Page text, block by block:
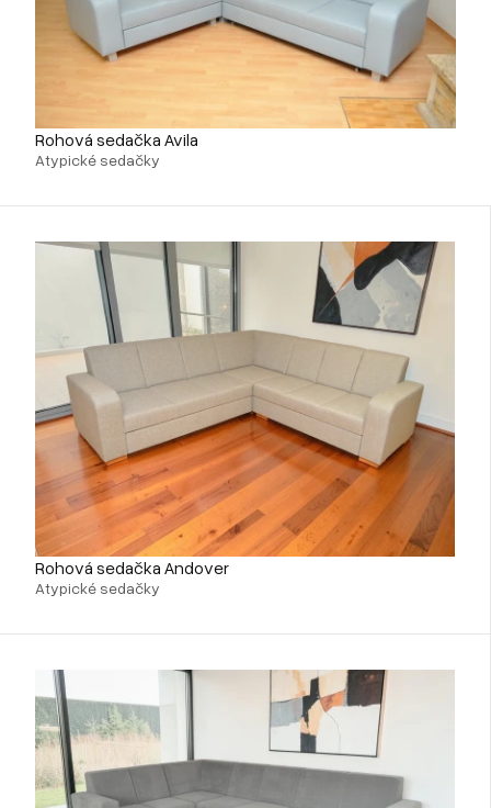
Rohová sedačka Avila
Atypické sedačky
Rohová sedačka Andover
Atypické sedačky